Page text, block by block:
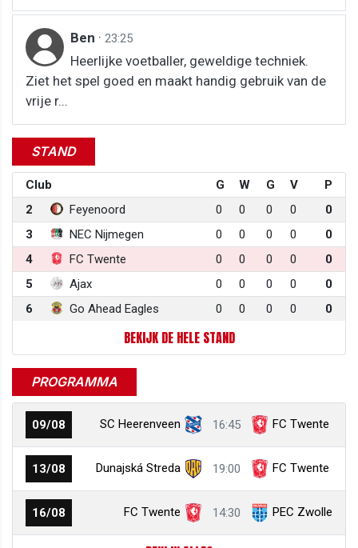
Ben · 23:25
Heerlijke voetballer, geweldige techniek.
Ziet het spel goed en maakt handig gebruik van de
vrije r...
STAND
Club G W G V
P
2
Feyenoord 0 0 0 0
0
3
NEC Nijmegen 0 0 0 0
0
4
FC Twente 0 0 0 0
0
5
Ajax 0 0 0 0
0
6
Go Ahead Eagles 0 0 0 0 0
BEKIJK DE HELE STAND
PROGRAMMA
09/08 SC Heerenveen 16:45 FC Twente
13/08 Dunajská Streda 19:00 FC Twente
16/08 FC Twente 14:30 PEC Zwolle